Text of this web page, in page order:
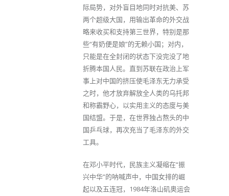
际局势，对外盲目地同时对抗美、苏
两个超级大国，用输出革命的外交战
略来收买和支持第三世界，特别是那
些“有奶便是娘”的无赖小国；对内，
只能是在全封闭的状态下没完没了地
折腾本国人民。直到苏联在政治上军
事上对中国的挤压使毛泽东无力承受
之时，他才放弃解放全人类的乌托邦
和称霸野心，以实用主义的态度与美
国结盟。于是，在世界独占熬头的中
国乒乓球，再次充当了毛泽东的外交
工具。
在邓小平时代，民族主义凝缩在“振
兴中华”的呐喊声中，中国女排的崛
起以及五连冠，1984年洛山矶奥运会